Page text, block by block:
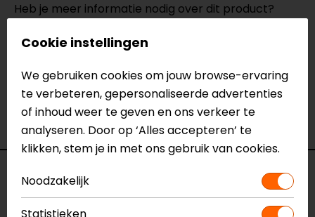
Heb je meer informatie nodig over dit product?
vanonze winkelsin Breda, Capelle aan den IJssel,
het product bekijken & passen en staan onze
verkoopmedewerkers voor je klaar met advies.
Bekijk ook onze anderejethelmen.
Specificaties
Naam Belfast Carbon Evo
Cookie instellingen
We gebruiken cookies om jouw browse-ervaring
te verbeteren, gepersonaliseerde advertenties
of inhoud weer te geven en ons verkeer te
analyseren. Door op ‘Alles accepteren’ te
klikken, stem je in met ons gebruik van cookies.
Noodzakelijk
Statistieken